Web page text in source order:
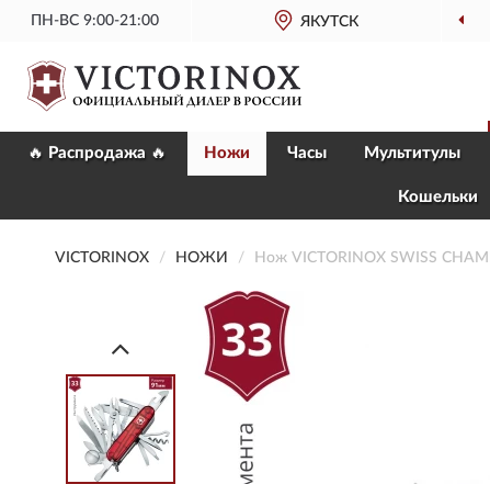
ПН-ВС 9:00-21:00 ЯКУТСК
ОФИЦИАЛЬНЫЙ МАГАЗИН
🔥 Распродажа 🔥 Ножи Часы Мультитулы
Кошельки
VICTORINOX НОЖИ Нож VICTORINOX SWISS